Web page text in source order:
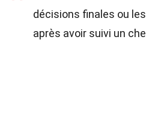
décisions finales ou
après avoir suivi un